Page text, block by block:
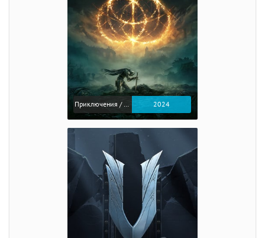
Приключения / Экшен / Ролевые 2024